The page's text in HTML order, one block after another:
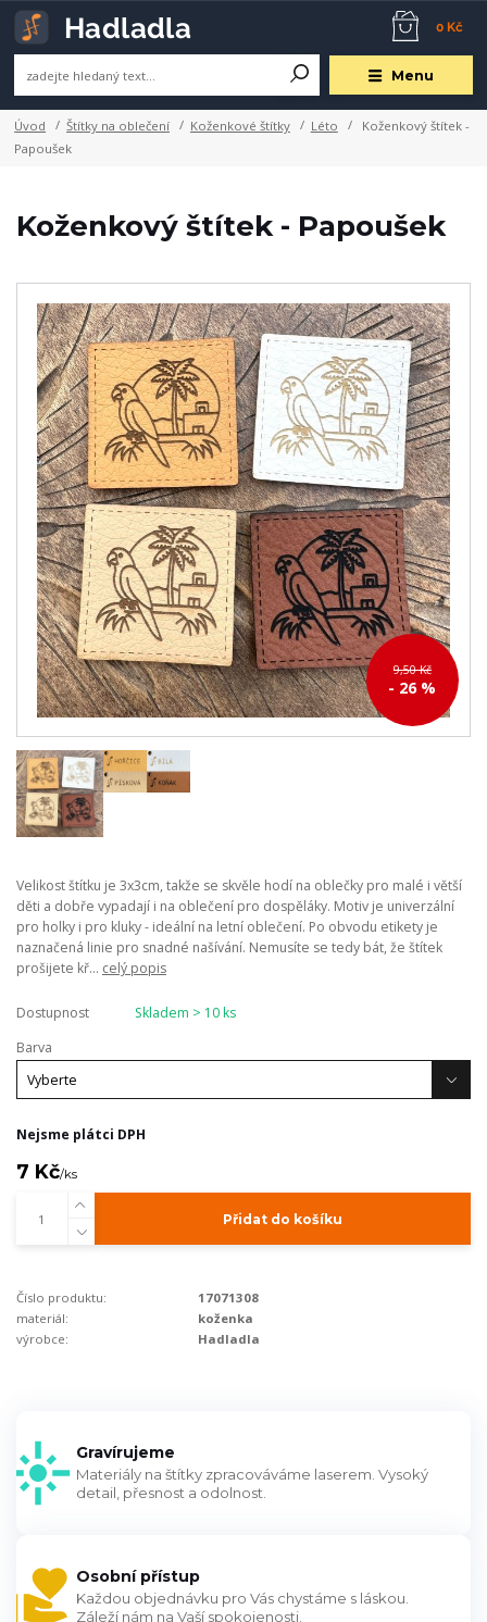
Menu
0 Kč
Úvod Štítky na oblečení Koženkové štítky Léto
Koženkový štítek -
Papoušek
Koženkový štítek - Papoušek
9,50 Kč
- 26 %
Velikost štítku je 3x3cm, takže se skvěle hodí na oblečky pro malé i větší
děti a dobře vypadají i na oblečení pro dospěláky. Motiv je univerzální
pro holky i pro kluky - ideální na letní oblečení. Po obvodu etikety je
naznačená linie pro snadné našívání. Nemusíte se tedy bát, že štítek
prošijete kř... celý popis
Dostupnost
Skladem > 10 ks
Barva
Nejsme plátci DPH
7 Kč/ks
Přidat do košíku
Číslo produktu:
17071308
materiál:
koženka
výrobce:
Hadladla
Gravírujeme
Materiály na štítky zpracováváme laserem. Vysoký
detail, přesnost a odolnost.
Osobní přístup
Každou objednávku pro Vás chystáme s láskou.
Záleží nám na Vaší spokojenosti.